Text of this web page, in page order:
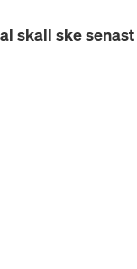
skall ske